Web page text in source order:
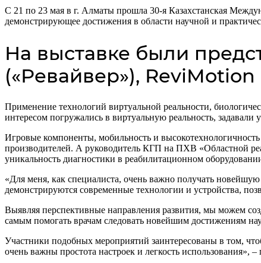
С 21 по 23 мая в г. Алматы прошла 30-я Казахстанская
демонстрирующее достижения в области научной и
На выставке были
(«Ревайвер»),
Применение технологий виртуальной реальности,
интересом погружались в виртуальную реальность,
Игровые компоненты, мобильность и
производителей. А руководитель КГП на ПХВ «Областной
уникальность диагностики в реабилитационном
«Для меня, как специалиста, очень важно получать
демонстрируются современные технологии и устройства,
Выявляя перспективные направления развития, мы можем
самым помогать врачам следовать новейшим достижениям
Участники подобных мероприятий заинтересованы в том,
очень важны простота настроек и легкость использования»,